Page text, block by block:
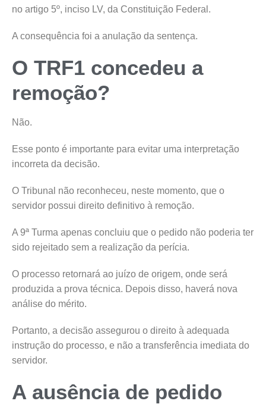
no artigo 5º, inciso LV, da Constituição Federal.
A consequência foi a anulação da sentença.
O TRF1 concedeu a
remoção?
Não.
Esse ponto é importante para evitar uma interpretação
incorreta da decisão.
O Tribunal não reconheceu, neste momento, que o
servidor possui direito definitivo à remoção.
A 9ª Turma apenas concluiu que o pedido não poderia ter
sido rejeitado sem a realização da perícia.
O processo retornará ao juízo de origem, onde será
produzida a prova técnica. Depois disso, haverá nova
análise do mérito.
Portanto, a decisão assegurou o direito à adequada
instrução do processo, e não a transferência imediata do
servidor.
A ausência de pedido